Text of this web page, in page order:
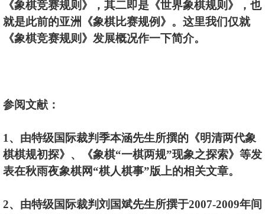
《象棋竞赛规则》，其二即是《世界象棋规则》，也
就是此前的亚洲《象棋比赛规例》。这里我们仅就
《象棋竞赛规则》发展概况作一下简介。
参阅文献：
1、由特级国际裁判季本涵先生所撰的《明清两代象
棋棋规初探》、《象棋“一棋两规”现象之探索》等发
表在秋雨夜象棋网“棋人棋事”版上的相关文章。
2、由特级国际裁判刘国斌先生所撰于2007-2009年间